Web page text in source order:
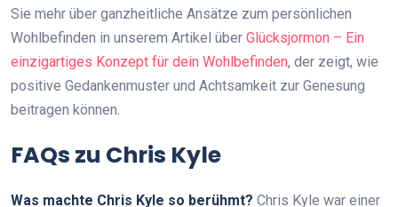
Sie mehr über ganzheitliche Ansätze zum persönlichen
Wohlbefinden in unserem Artikel über Glücksjormon – Ein
einzigartiges Konzept für dein Wohlbefinden, der zeigt, wie
positive Gedankenmuster und Achtsamkeit zur Genesung
beitragen können.
FAQs zu Chris Kyle
Was machte Chris Kyle so berühmt? Chris Kyle war einer